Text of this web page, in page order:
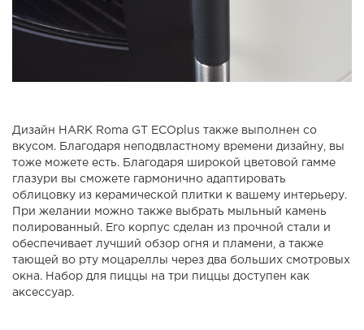
Дизайн HARK Roma GT ECOplus также выполнен со
вкусом. Благодаря неподвластному времени дизайну, вы
тоже можете есть. Благодаря широкой цветовой гамме
глазури вы сможете гармонично адаптировать
облицовку из керамической плитки к вашему интерьеру.
При желании можно также выбрать мыльный камень
полированный. Его корпус сделан из прочной стали и
обеспечивает лучший обзор огня и пламени, а также
тающей во рту моцареллы через два больших смотровых
окна. Набор для пиццы на три пиццы доступен как
аксессуар.